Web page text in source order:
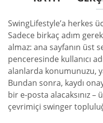
SwingLifestyle’a herkes
Sadece birkaç adım
almaz: ana sayfanın üst
penceresinde kullanıcı
alanlarda konumunuzu,
Bundan sonra, kaydı
bir e-posta alacaksınız –
çevrimiçi swinger